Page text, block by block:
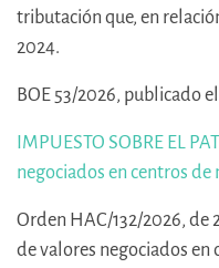
tributación que, en
2024.
BOE 53/2026, publicado
IMPUESTO SOBRE EL
negociados en centros de
Orden HAC/132/2026, de
de valores negociados en